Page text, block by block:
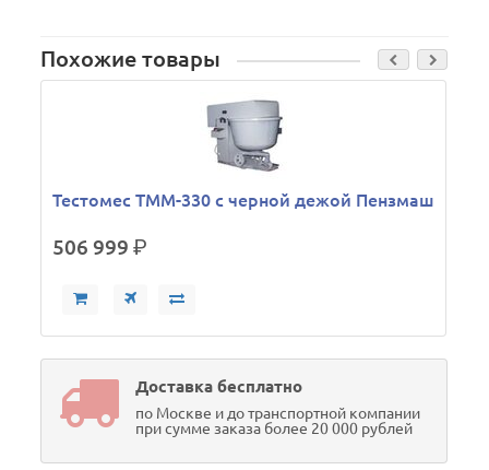
Похожие товары
Тестомес ТММ-330 с черной дежой Пензмаш
506 999р.
Доставка бесплатно
по Москве и до транспортной компании
при сумме заказа более 20 000 рублей